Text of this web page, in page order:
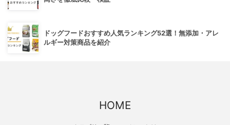
ドッグフードおすすめ人気ランキング52選！無添加・アレ
ルギー対策商品を紹介
HOME